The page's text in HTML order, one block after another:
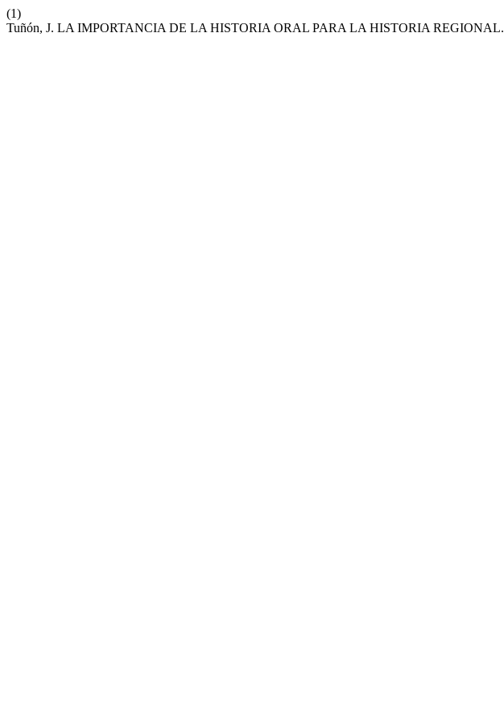
(1)
Tuñón, J. LA IMPORTANCIA DE LA HISTORIA ORAL PARA LA HISTORIA REGIONAL.